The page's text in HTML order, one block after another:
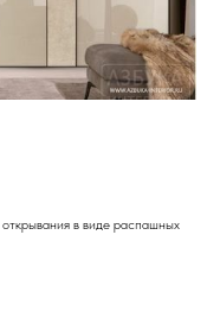
в виде распашных